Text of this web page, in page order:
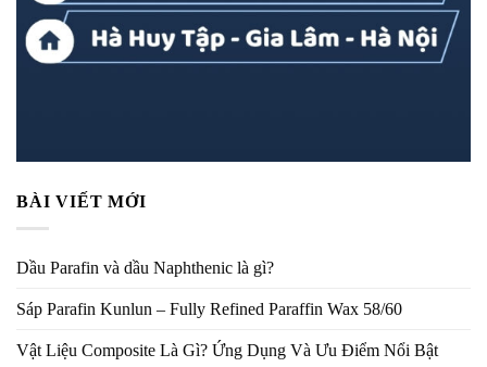
BÀI VIẾT MỚI
Dầu Parafin và dầu Naphthenic là gì?
Sáp Parafin Kunlun – Fully Refined Paraffin Wax 58/60
Vật Liệu Composite Là Gì? Ứng Dụng Và Ưu Điểm Nổi Bật